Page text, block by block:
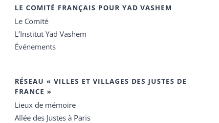
LE COMITÉ FRANÇAIS POUR YAD VASHEM
Le Comité
L’Institut Yad Vashem
Événements
RÉSEAU « VILLES ET VILLAGES DES JUSTES DE
FRANCE »
Lieux de mémoire
Allée des Justes à Paris